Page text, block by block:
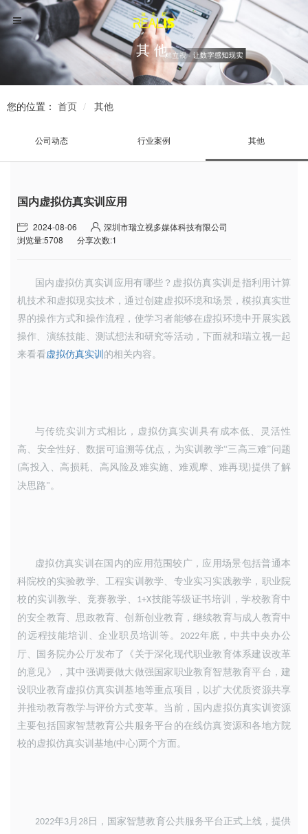
其他
您的位置： 首页 其他
公司动态 行业案例 其他
国内虚拟仿真实训应用
2024-08-06
深圳市瑞立视多媒体科技有限公司
浏览量:5708
分享次数:1
国内虚拟仿真实训应用有哪些？ 虚拟仿真实训是指利用计算
机技术和虚拟现实技术 ，通过创建虚拟环境和场景 ，模拟真实世
界的操作方式和操作流程 ， 使学习者能够在虚拟环境中开展实践
操作、演练技能、测试想法和研究等活动 ，下面就和瑞立视一起
来看看虚拟仿真实训 的相关内容。
与传统实训方式相比 ， 虚拟仿真实训具有成本低、灵活性
高、安全性好、数据可追溯等优点 ， 为实训教学“三高三难”问题
(高投入、高损耗、高风险及难实施、难观摩、难再现)提供了解
决思路"。
虚拟仿真实训在国内的应用范围较广 ， 应用场景包括普通本
科院校的实验教学、工程实训教学、专业实习实践教学 ， 职业院
校的实训教学、竞赛教学、 1+X技能等级证书培训 ， 学校教育中
的安全教育、思政教育、创新创业教育 ，继续教育与成人教育中
的远程技能培训、企业职员培训等。 2022年底 ， 中共中央办公
厅、国务院办公厅发布了《关于深化现代职业教育体系建设改革
的意见》
，其中强调要做大做强国家职业教育智慧教育平台 ，建
设职业教育虚拟仿真实训基地等重点项目
， 以扩大优质资源共享
并推动教育教学与评价方式变革。当前， 国内虚拟仿真实训资源
主要包括国家智慧教育公共服务平台的在线仿真资源和各地方院
校的虚拟仿真实训基地(中心)两个方面。
2022年3月28 日 ， 国家智慧教育公共服务平台正式上线，提供